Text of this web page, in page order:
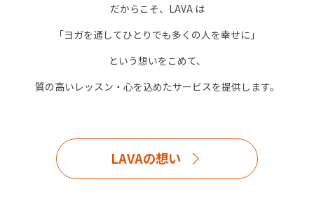
だからこそ、LAVA は
「ヨガを通してひとりでも多くの人を幸せに」
という想いをこめて、
質の高いレッスン・心を込めたサービスを提供します。
LAVAの想い